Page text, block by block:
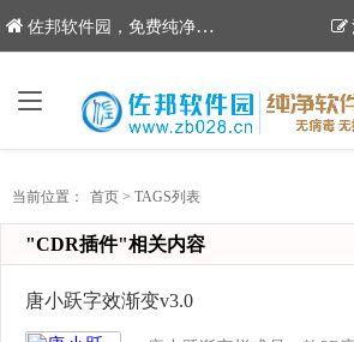
佐邦软件园，免费纯净软件下载站
当前位置： 首页 > TAGS列表
"CDR插件"相关内容
唐小跃字效渐变v3.0